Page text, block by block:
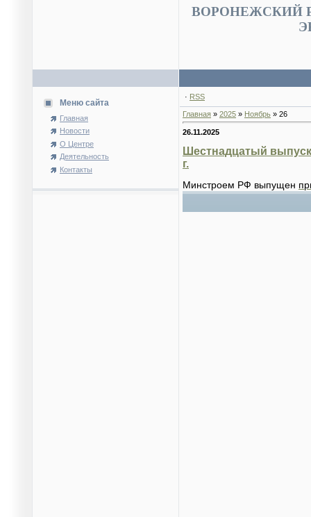
ВОРОНЕЖСКИЙ
Меню сайта
Главная
Новости
О Центре
Деятельность
Контакты
· RSS
Главная » 2025 » Ноябрь » 26
26.11.2025
Шестнадцатый
г.
Минстроем РФ выпущен